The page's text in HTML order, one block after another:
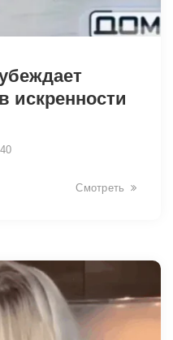
искренности
Смотреть